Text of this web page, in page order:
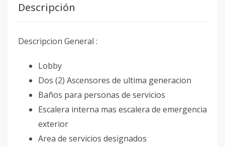
Descripción
Descripcion General :
Lobby
Dos (2) Ascensores de ultima generacion
Baños para personas de servicios
Escalera interna mas escalera de emergencia
exterior
Area de servicios designados